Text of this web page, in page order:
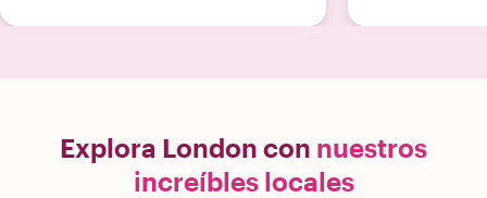
Explora London con nuestros
increíbles locales